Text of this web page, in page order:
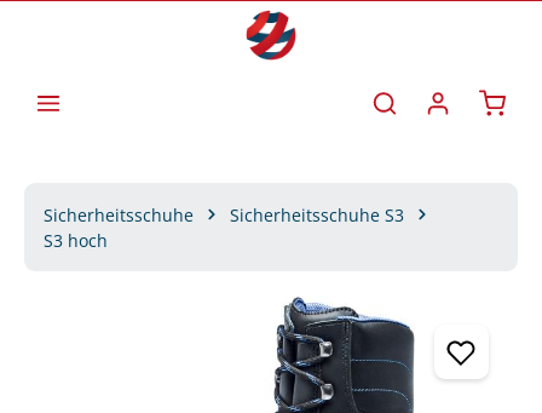
Sicherheitsschuhe
Sicherheitsschuhe S3
S3 hoch